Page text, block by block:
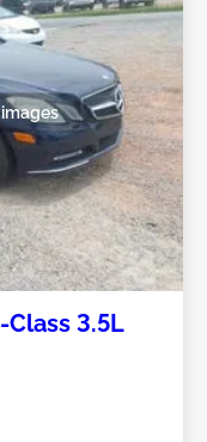
Class 3.5L